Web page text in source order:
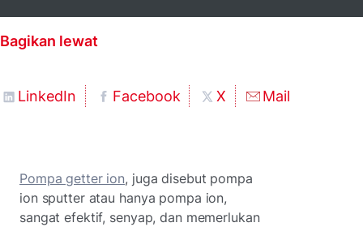
Bagikan lewat
LinkedIn Facebook X Mail
Pompa getter ion, juga disebut pompa
ion sputter atau hanya pompa ion,
sangat efektif, senyap, dan memerlukan